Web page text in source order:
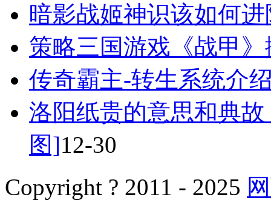
暗影战姬神识该如何
策略三国游戏《战甲》
传奇霸主-转生系统介
洛阳纸贵的意思和典
图]12-30
Copyright ? 2011 - 2025